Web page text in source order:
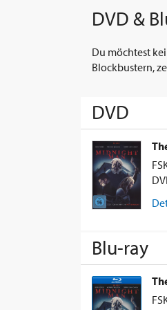
DVD &
Du möchtest
Blockbustern,
DVD
Blu-ray